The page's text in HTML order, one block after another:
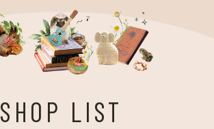
SHOP LIST